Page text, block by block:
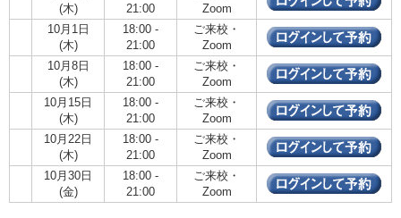
(木)
21:00
Zoom
10月1日
(木)
18:00 -
21:00
ご来校・
Zoom
10月8日
(木)
18:00 -
21:00
ご来校・
Zoom
10月15日
(木)
18:00 -
21:00
ご来校・
Zoom
10月22日
(木)
18:00 -
21:00
ご来校・
Zoom
10月30日
(金)
18:00 -
21:00
ご来校・
Zoom